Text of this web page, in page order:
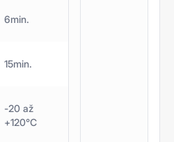
6min.
15min.
-20 až
+120°C